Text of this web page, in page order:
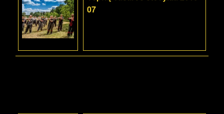
07